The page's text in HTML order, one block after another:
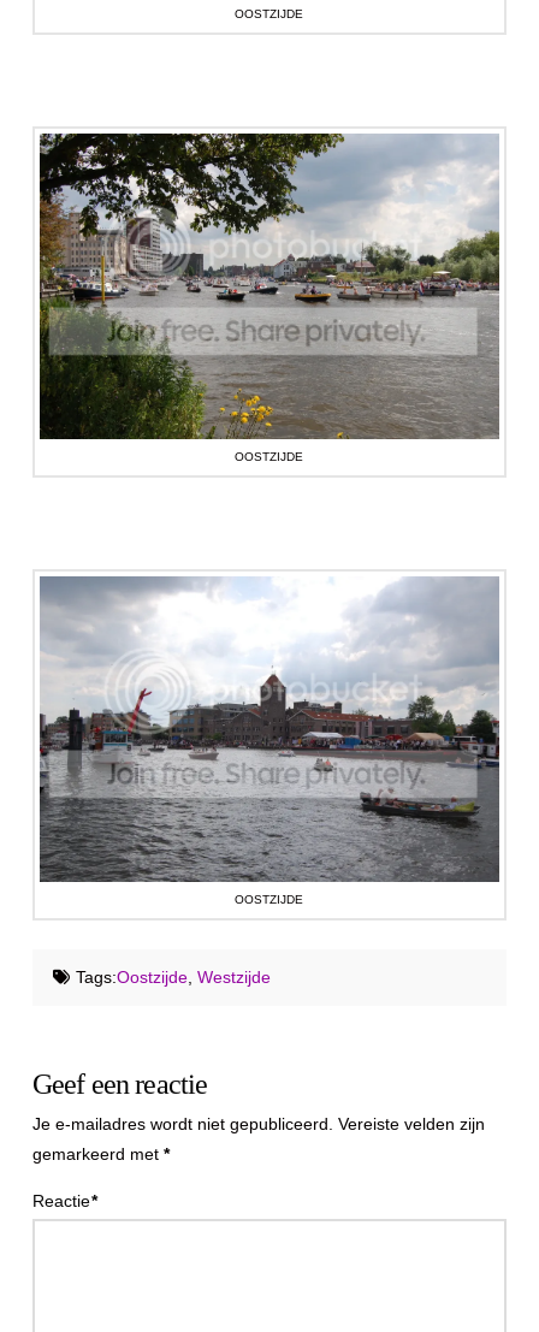
OOSTZIJDE
OOSTZIJDE
OOSTZIJDE
Tags:Oostzijde, Westzijde
Geef een reactie
Je e-mailadres wordt niet gepubliceerd. Vereiste velden zijn
gemarkeerd met *
Reactie*